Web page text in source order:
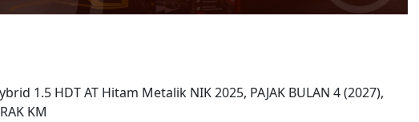
1.5 HDT AT Hitam Metalik NIK 2025, PAJAK BULAN 4 (2027),
KM